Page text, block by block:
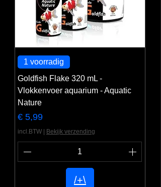
1 voorradig
Goldfish Flake 320 mL -
Vlokkenvoer aquarium - Aquatic
Nature
Prijs
€ 5,99
incl.BTW Bekijk verzending
/+\